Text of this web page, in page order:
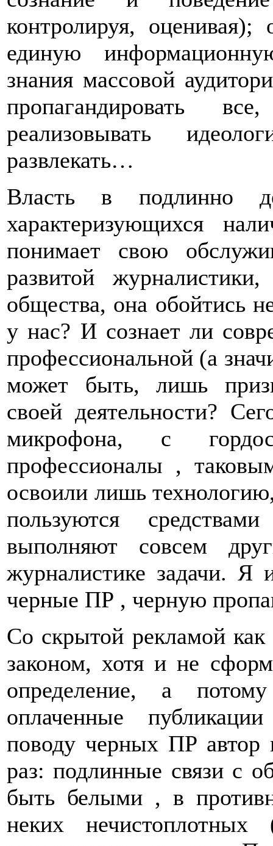
контролируя,
единую
знания массовой
пропагандировать
реализовывать
развлекать…
Власть в подлинно
характеризующихся
понимает свою
развитой
общества, она обойтись
у нас? И сознает ли
профессиональной (а
может быть, лишь
своей деятельности?
микрофона, с
профессионалы ,
освоили лишь
пользуются
выполняют совсем
журналистике задачи.
черные ПР , черную
Со скрытой рекламой
законом, хотя и не
определение, а
оплаченные
поводу черных ПР автор
раз: подлинные связи с
быть белыми , в
неких нечистоплотных